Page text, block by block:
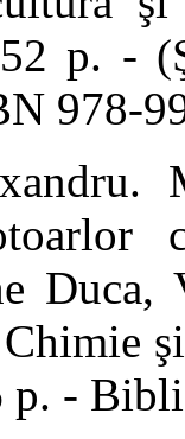
p. -
978-
p. -